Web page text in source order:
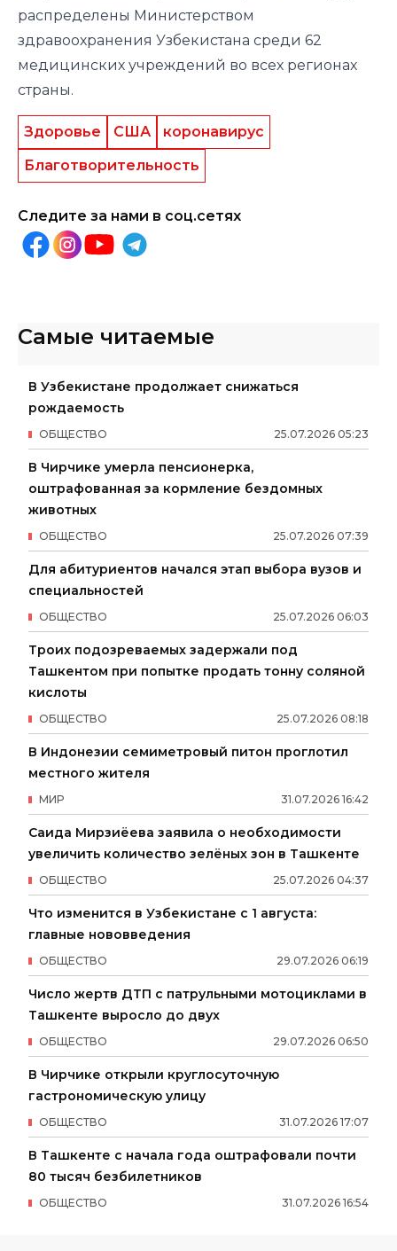
распределены Министерством
здравоохранения Узбекистана среди 62
медицинских учреждений во всех регионах
страны.
Здоровье США
коронавирус
Благотворительность
Следите за нами в соц.сетях
Самые читаемые
В Узбекистане продолжает снижаться
рождаемость
25.07.2026 05:23
ОБЩЕСТВО
В Чирчике умерла пенсионерка,
оштрафованная за кормление бездомных
животных
25.07.2026 07:39
ОБЩЕСТВО
Для абитуриентов начался этап выбора вузов и
специальностей
25.07.2026 06:03
ОБЩЕСТВО
Троих подозреваемых задержали под
Ташкентом при попытке продать тонну соляной
кислоты
25.07.2026 08:18
ОБЩЕСТВО
В Индонезии семиметровый питон проглотил
местного жителя
31.07.2026 16:42
МИР
Саида Мирзиёева заявила о необходимости
увеличить количество зелёных зон в Ташкенте
25.07.2026 04:37
ОБЩЕСТВО
Что изменится в Узбекистане с 1 августа:
главные нововведения
29.07.2026 06:19
ОБЩЕСТВО
Число жертв ДТП с патрульными мотоциклами в
Ташкенте выросло до двух
29.07.2026 06:50
ОБЩЕСТВО
В Чирчике открыли круглосуточную
гастрономическую улицу
31.07.2026 17:07
ОБЩЕСТВО
В Ташкенте с начала года оштрафовали почти
80 тысяч безбилетников
31.07.2026 16:54
ОБЩЕСТВО